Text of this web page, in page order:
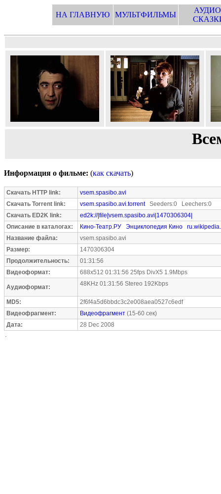
НА ГЛАВНУЮ МУЛЬТФИЛЬМЫ
Информация о фильме: (как скачать)
Скачать HTTP link:
vsem.spasibo.avi
Скачать Torrent link:
vsem.spasibo.avi.torrentSeeders:0 Leechers:0
Скачать ED2K link:
ed2k://|file|vsem.spasibo.avi|1470306304|
Описание в каталогах:
Кино-Театр.РУ Энциклопедия Кино
Название файла:
vsem.spasibo.avi
Размер:
1470306304
Продолжительность:
01:31:56
Видеоформат:
688x512 01:31:56 25fps DivX5 1.9Mbps
Аудиоформат: 48KHz 01:31:56 Stereo 192Kbps
MD5:
2f6f4a5d6bbdc3c2e008aea0527c6edf
Видеофрагмент:
Видеофрагмент (15-60 сек)
Дата:
28 Dec 2008